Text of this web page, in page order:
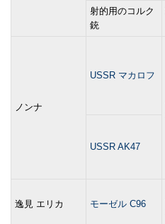
射的用のコルク
銃
ノンナ
USSR マカロフ
USSR AK47
逸見 エリカ モーゼル C96